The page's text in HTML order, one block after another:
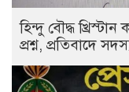
হিন্দু বৌদ্ধ
প্রশ্ন, প্রতিবাদে